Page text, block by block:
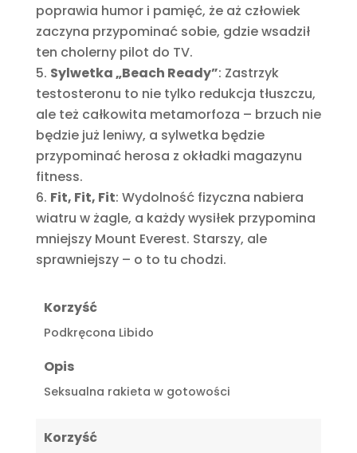
poprawia humor i pamięć, że aż człowiek
zaczyna przypominać sobie, gdzie wsadził
ten cholerny pilot do TV.
Sylwetka „Beach Ready”: Zastrzyk
testosteronu to nie tylko redukcja tłuszczu,
ale też całkowita metamorfoza – brzuch nie
będzie już leniwy, a sylwetka będzie
przypominać herosa z okładki magazynu
fitness.
Fit, Fit, Fit: Wydolność fizyczna nabiera
wiatru w żagle, a każdy wysiłek przypomina
mniejszy Mount Everest. Starszy, ale
sprawniejszy – o to tu chodzi.
Korzyść
Podkręcona Libido
Opis
Seksualna rakieta w gotowości
Korzyść